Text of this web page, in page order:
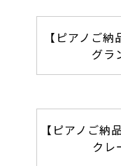
【ピアノご
グラ
【ピアノご
クレ